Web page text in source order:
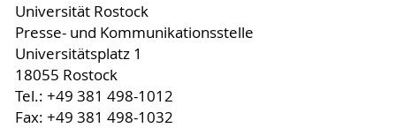
Universität Rostock
Presse- und Kommunikationsstelle
Universitätsplatz 1
18055 Rostock
Tel.: +49 381 498-1012
Fax: +49 381 498-1032